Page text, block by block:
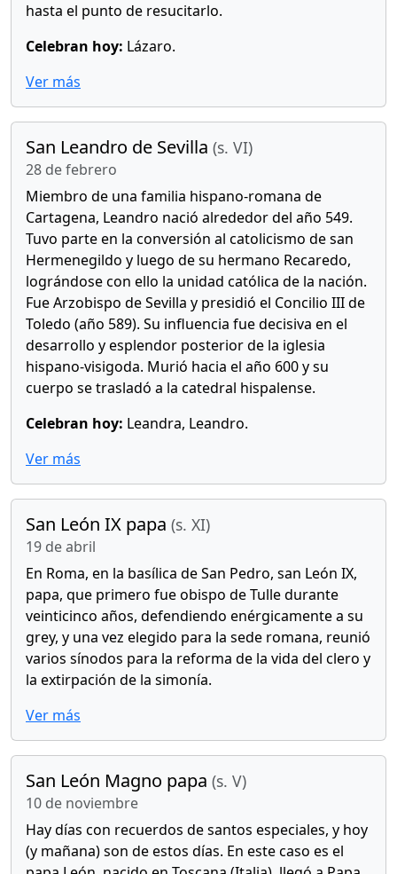
hasta el punto de resucitarlo.
Celebran hoy: Lázaro.
Ver más
San Leandro de Sevilla (s. VI)
28 de febrero
Miembro de una familia hispano-romana de
Cartagena, Leandro nació alrededor del año 549.
Tuvo parte en la conversión al catolicismo de san
Hermenegildo y luego de su hermano Recaredo,
lográndose con ello la unidad católica de la nación.
Fue Arzobispo de Sevilla y presidió el Concilio III de
Toledo (año 589). Su influencia fue decisiva en el
desarrollo y esplendor posterior de la iglesia
hispano-visigoda. Murió hacia el año 600 y su
cuerpo se trasladó a la catedral hispalense.
Celebran hoy: Leandra, Leandro.
Ver más
San León IX papa (s. XI)
19 de abril
En Roma, en la basílica de San Pedro, san León IX,
papa, que primero fue obispo de Tulle durante
veinticinco años, defendiendo enérgicamente a su
grey, y una vez elegido para la sede romana, reunió
varios sínodos para la reforma de la vida del clero y
la extirpación de la simonía.
Ver más
San León Magno papa (s. V)
10 de noviembre
Hay días con recuerdos de santos especiales, y hoy
(y mañana) son de estos días. En este caso es el